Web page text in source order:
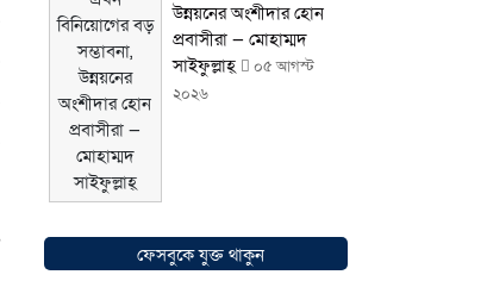
উন্নয়নের অংশীদার হোন
প্রবাসীরা — মোহাম্মদ
সাইফুল্লাহ্
০৫ আগস্ট
২০২৬
সোনারগাঁওয়ে ভয়াবহ
লোডশেডিংয়ে জনজীবন
ফেসবুকে যুক্ত থাকুন